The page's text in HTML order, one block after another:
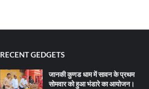
RECENT GEDGETS
जानकी कुणड धाम में सावन के प्रथम
सोमवार को हुआ भंडारे का आयोजन।